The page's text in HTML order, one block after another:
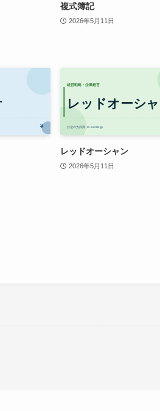
複式簿記
2026年5月11日
レッドオーシャン
2026年5月11日